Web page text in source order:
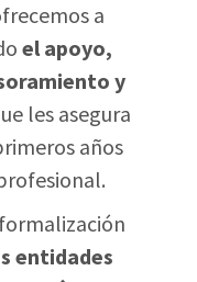
a
el apoyo,
y
les asegura
años
entidades